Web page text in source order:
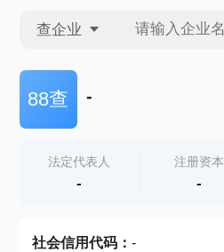
查企业
查企业
查产地
88查 -
法定代表人
-
注册资本
-
社会信用代码： -